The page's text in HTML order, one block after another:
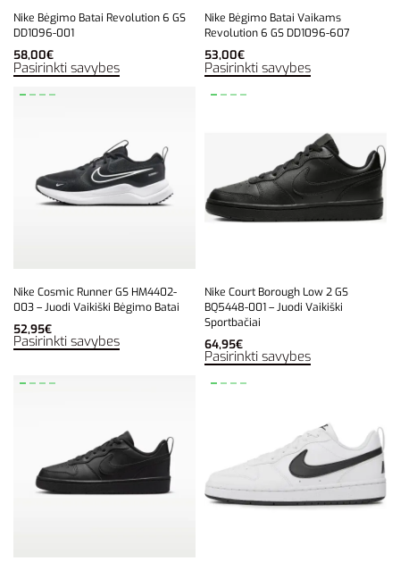
Nike Bėgimo Batai Revolution 6 GS
DD1096-001
58,00€
Pasirinkti savybes
Nike Bėgimo Batai Vaikams
Revolution 6 GS DD1096-607
53,00€
Pasirinkti savybes
Nike Cosmic Runner GS HM4402-
003 – Juodi Vaikiški Bėgimo Batai
52,95€
Pasirinkti savybes
Nike Court Borough Low 2 GS
BQ5448-001 – Juodi Vaikiški
Sportbačiai
64,95€
Pasirinkti savybes